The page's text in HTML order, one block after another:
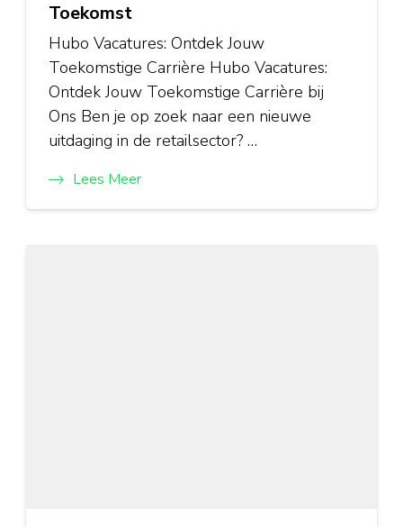
Toekomst
Hubo Vacatures: Ontdek Jouw
Toekomstige Carrière Hubo Vacatures:
Ontdek Jouw Toekomstige Carrière bij
Ons Ben je op zoek naar een nieuwe
uitdaging in de retailsector? …
Lees Meer